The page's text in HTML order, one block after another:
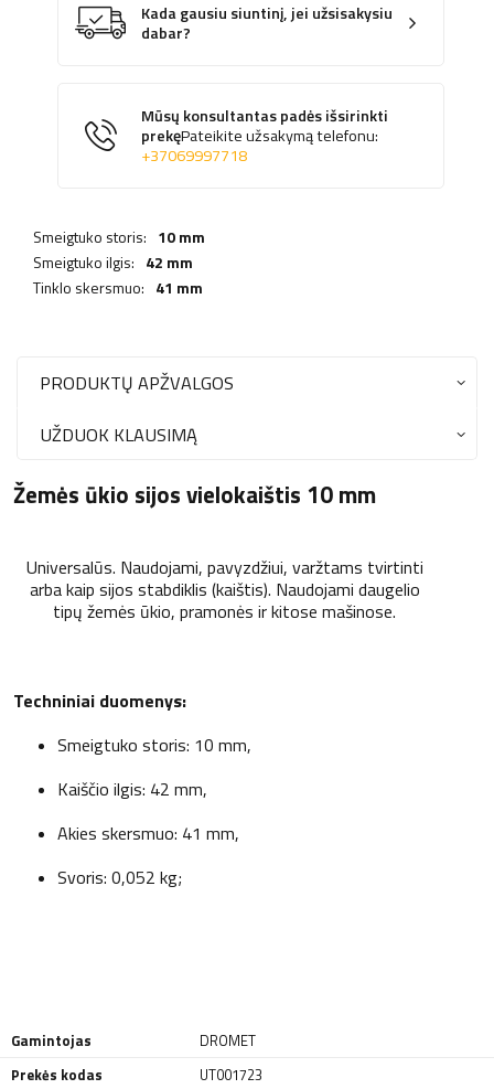
Kada gausiu siuntinį, jei užsisakysiu
dabar?
Mūsų konsultantas padės išsirinkti
prekęPateikite užsakymą telefonu:
+37069997718
Smeigtuko storis: 10 mm
Smeigtuko ilgis: 42 mm
Tinklo skersmuo: 41 mm
PRODUKTŲ APŽVALGOS
UŽDUOK KLAUSIMĄ
Žemės ūkio sijos vielokaištis 10 mm
Universalūs. Naudojami, pavyzdžiui, varžtams tvirtinti
arba kaip sijos stabdiklis (kaištis). Naudojami daugelio
tipų žemės ūkio, pramonės ir kitose mašinose.
Techniniai duomenys:
Smeigtuko storis: 10 mm,
Kaiščio ilgis: 42 mm,
Akies skersmuo: 41 mm,
Svoris: 0,052 kg;
Gamintojas
DROMET
Prekės kodas
UT001723